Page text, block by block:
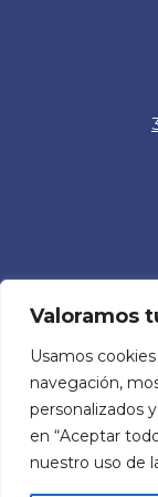
Valoramos
Usamos
navegación,
personalizados
en “Aceptar
nuestro uso de
© 2026 ·
Reservados |